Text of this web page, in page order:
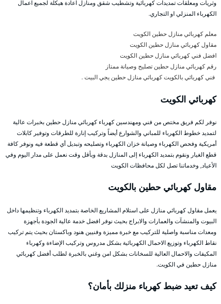
وثريات ومعلقات تمديدات كهربائية وتشطيب شقق ومنازل اعادة هيكلة لجميع اعمال
الكهرباء المنزلي او التجاري.
معلم كهربائي منازل حطين الكويت
مقاول كهربائي منازل حطين الكويت
افضل فني كهربائي منازل حطين الكويت
رقم كهربائي منازل حطين تصليح وصيانة ممتاز
فني كهربائي بالكويت كهربائي منازل حطين يجي البيت .
كهربائي الكويت
نوفر لكم فريق مختص من فني ومهندسين كهرباء كهربائي منازل حطين بخبرات عالية
لتمديد خطوط الكهرباء للمباني والشوارع أيضاً وتركيب إنارة للطرقات وتوفير كابلات
أمريكية وفحص الكهرباء وصيانة خزان الكهرباء وتصليحه وتبديل أي قطعة فيه ونوفر كافة
قطع الغيار ونقوم بتمديد الكهرباء إلى المنازل بدقة وبأقل وقت نعمل على مدار اليوم وفي
الأعياد, وخدماتنا تصل لكل محافظات الكويت
مقاول كهربائي حطين بالكويت
يعمل مقاول كهربائي منازل على استلام المشاريع الخاصة بتمديد الكهرباء وتنظيمها داخل
البيوت والمنشآت والعمارات والابراج بحيث نوفر افضل خدمة عالية الجودة بأجهزة
ومعدات مناسبة واصلية للتركيب مع خبرة مميزة وفنيين هنود وباكستان بحيث يتم تركيب
نقاط الكهرباء وتوزيع الاحمال الكهربائية بشكل مدروس وتركيب الإضاءة وكهرباء
المكيفات والاحمال العالية للسخانات بشكل امن وغني بالخبرة لطلب أفضل كهربائي
منازل حطين في الكويت.
كيف تعيد ضبط كهرباء منزلك بأمان؟